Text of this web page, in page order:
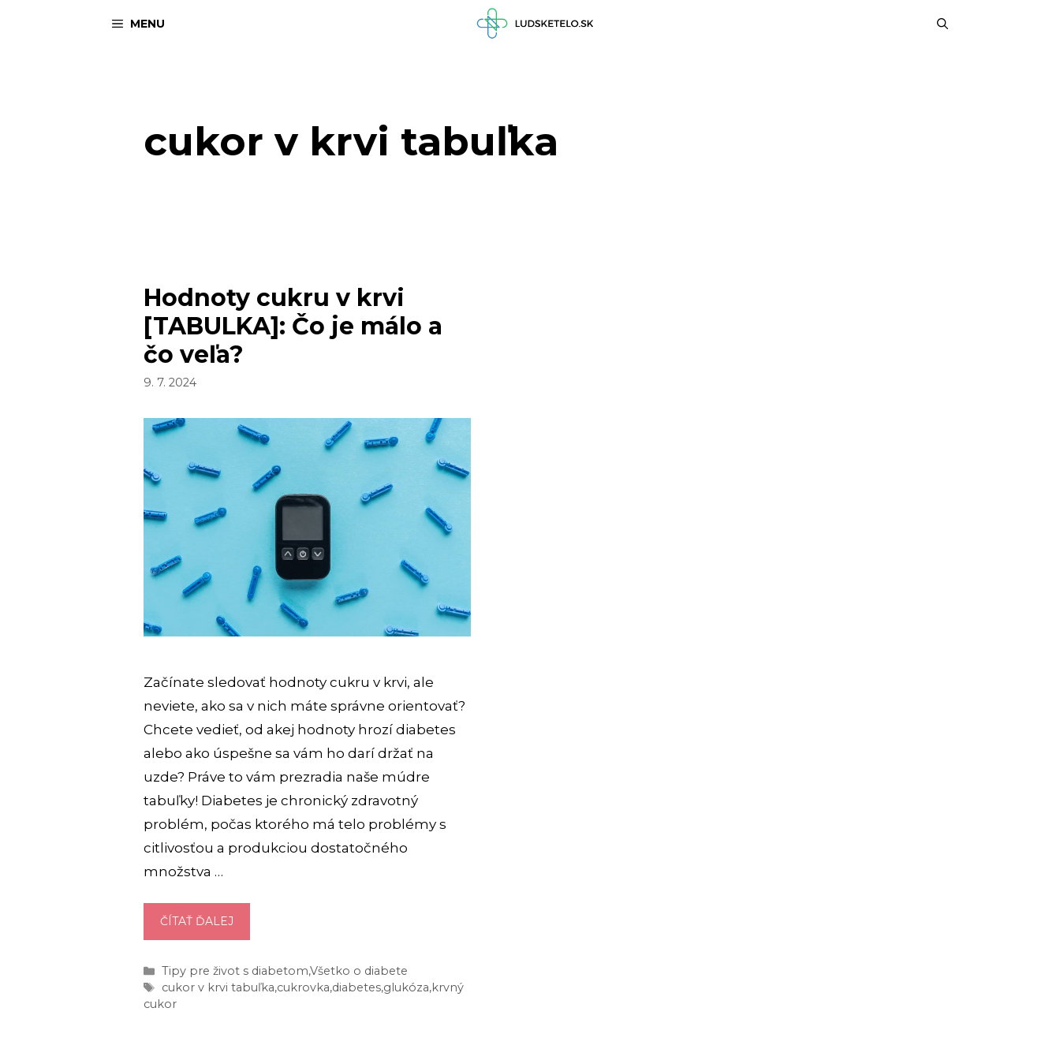
MENU
cukor v krvi tabuľka
Hodnoty cukru v krvi
[TABULKA]: Čo je málo a
čo veľa?
9. 7. 2024
Začínate sledovať hodnoty cukru v krvi, ale
neviete, ako sa v nich máte správne orientovať?
Chcete vedieť, od akej hodnoty hrozí diabetes
alebo ako úspešne sa vám ho darí držať na
uzde? Práve to vám prezradia naše múdre
tabuľky! Diabetes je chronický zdravotný
problém, počas ktorého má telo problémy s
citlivosťou a produkciou dostatočného
množstva …
ČÍTAŤ ĎALEJ
CUKRU
KRVI
Kategórie
Tipy pre život s diabetom,Všetko o diabete
Značky
cukor v krvi tabuľka,cukrovka,diabetes,glukóza,krvný
cukor